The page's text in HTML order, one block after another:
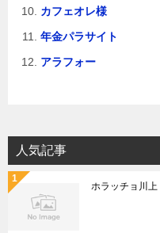
カフェオレ様
年金パラサイト
アラフォー
人気記事
ホラッチョ川上